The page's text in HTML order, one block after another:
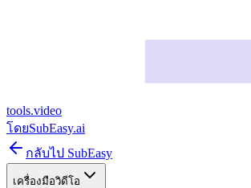
tools.video
โดยSubEasy.ai
กลับไป SubEasy
เครื่องมือวิดีโอ